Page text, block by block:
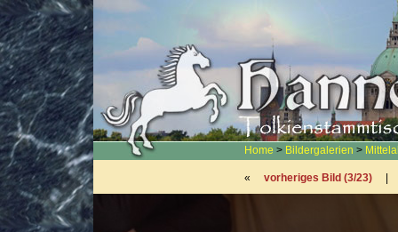
Home > Bildergalerien >
« vorheriges Bild (3/23)